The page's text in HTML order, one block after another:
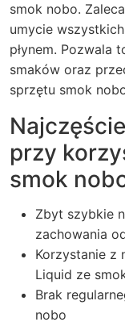
smok nobo.
umycie
płynem. Pozwala
smaków oraz
sprzętu smok
przy
smok
Zbyt szybkie
zachowania
Korzystanie z
Liquid ze
Brak
nobo